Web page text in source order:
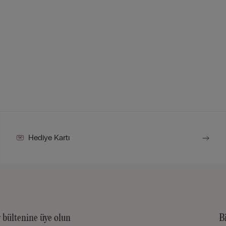
Hediye Kartı
bültenine üye olun